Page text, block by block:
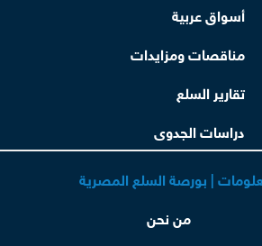
أسواق عربية
مناقصات ومزايدات
تقارير السلع
دراسات الجدوى
| بورصة السلع المصرية
من نحن